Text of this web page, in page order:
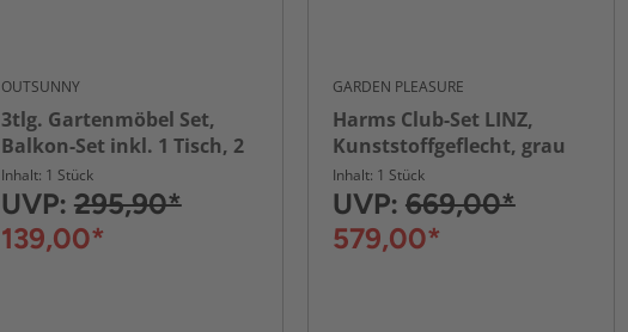
OUTSUNNY
3tlg. Gartenmöbel Set,
Balkon-Set inkl. 1 Tisch, 2
Stühlen Stahl
Inhalt: 1 Stück
UVP: 295,90*
139,00*
GARDEN PLEASURE
Harms Club-Set LINZ,
Kunststoffgeflecht, grau
Inhalt: 1 Stück
UVP: 669,00*
579,00*